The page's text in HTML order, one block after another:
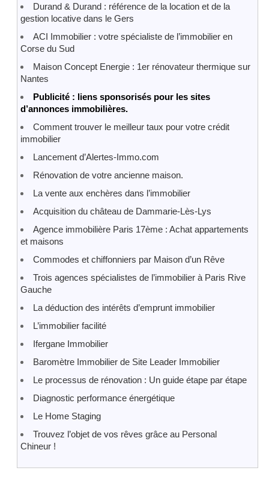
Durand & Durand : référence de la location et de la
gestion locative dans le Gers
ACI Immobilier : votre spécialiste de l’immobilier en
Corse du Sud
Maison Concept Energie : 1er rénovateur thermique sur
Nantes
Publicité : liens sponsorisés pour les sites
d’annonces immobilières.
Comment trouver le meilleur taux pour votre crédit
immobilier
Lancement d’Alertes-Immo.com
Rénovation de votre ancienne maison.
La vente aux enchères dans l’immobilier
Acquisition du château de Dammarie-Lès-Lys
Agence immobilière Paris 17ème : Achat appartements
et maisons
Commodes et chiffonniers par Maison d’un Rêve
Trois agences spécialistes de l’immobilier à Paris Rive
Gauche
La déduction des intérêts d’emprunt immobilier
L’immobilier facilité
Ifergane Immobilier
Baromètre Immobilier de Site Leader Immobilier
Le processus de rénovation : Un guide étape par étape
Diagnostic performance énergétique
Le Home Staging
Trouvez l’objet de vos rêves grâce au Personal
Chineur !